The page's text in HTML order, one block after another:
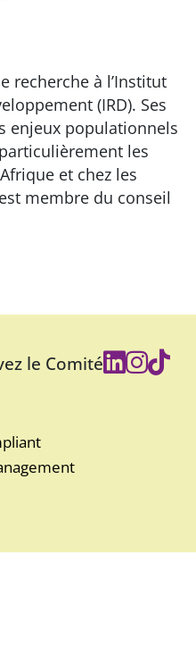
recherche à l’Institut
(IRD). Ses
enjeux populationnels
les
et chez les
membre du conseil
le Comité